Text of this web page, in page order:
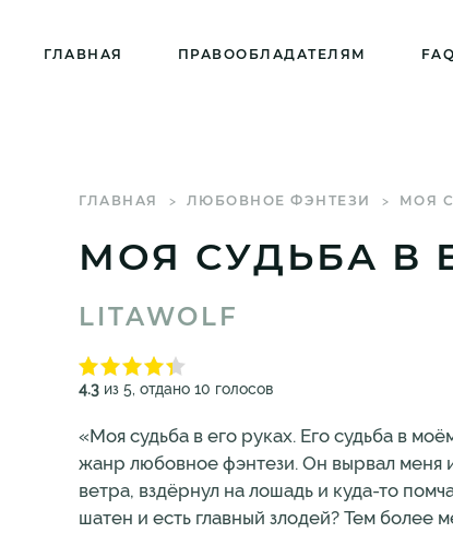
ГЛАВНАЯ ПРАВООБЛАДАТЕЛЯМ FAQ
ГЛАВНАЯ ЛЮБОВНОЕ ФЭНТЕЗИ МОЯ
МОЯ СУДЬБА В
LITAWOLF
4.3 из 5, отдано 10 голосов
«Моя судьба в его руках. Его судьба в
жанр любовное фэнтези. Он вырвал меня
ветра, вздёрнул на лошадь и куда-то
шатен и есть главный злодей? Тем более